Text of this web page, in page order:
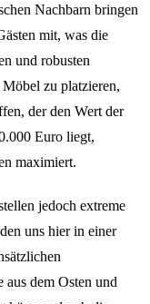
Nachbarn bringen
mit, was die
und robusten
zu platzieren,
der den Wert der
Euro liegt,
maximiert.
jedoch extreme
uns hier in einer
dem Osten und